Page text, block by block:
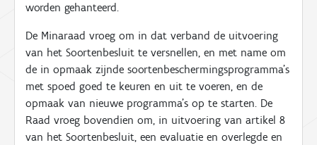
worden gehanteerd.
De Minaraad vroeg om in dat verband de uitvoering
van het Soortenbesluit te versnellen, en met name om
de in opmaak zijnde soortenbeschermingsprogramma’s
met spoed goed te keuren en uit te voeren, en de
opmaak van nieuwe programma’s op te starten. De
Raad vroeg bovendien om, in uitvoering van artikel 8
van het Soortenbesluit, een evaluatie en overlegde en